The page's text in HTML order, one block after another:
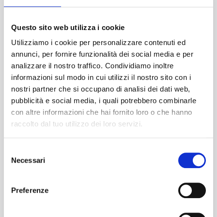
Questo sito web utilizza i cookie
Utilizziamo i cookie per personalizzare contenuti ed
annunci, per fornire funzionalità dei social media e per
analizzare il nostro traffico. Condividiamo inoltre
informazioni sul modo in cui utilizzi il nostro sito con i
nostri partner che si occupano di analisi dei dati web,
pubblicità e social media, i quali potrebbero combinarle
con altre informazioni che hai fornito loro o che hanno
raccolto dal tuo utilizzo dei loro servizi.
delNecessari
Preferenze
Partita IVA: 8173.51.991
ABN AMRO Bank: NL54 ABNA 0614 2888 51
CalcioViaggi.com fa parte diEventTrips.
Marketing e partnership
Per saperne di più sulle opportunità di marketing e
partnership, inviare un’e-mail a
marketing@calcioviaggi.com.
Lavoro